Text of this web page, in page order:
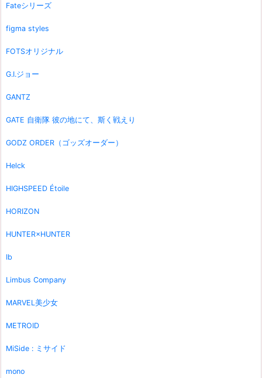
Fateシリーズ
figma styles
FOTSオリジナル
G.I.ジョー
GANTZ
GATE 自衛隊 彼の地にて、斯く戦えり
GODZ ORDER（ゴッズオーダー）
Helck
HIGHSPEED Étoile
HORIZON
HUNTER×HUNTER
Ib
Limbus Company
MARVEL美少女
METROID
MiSide : ミサイド
mono